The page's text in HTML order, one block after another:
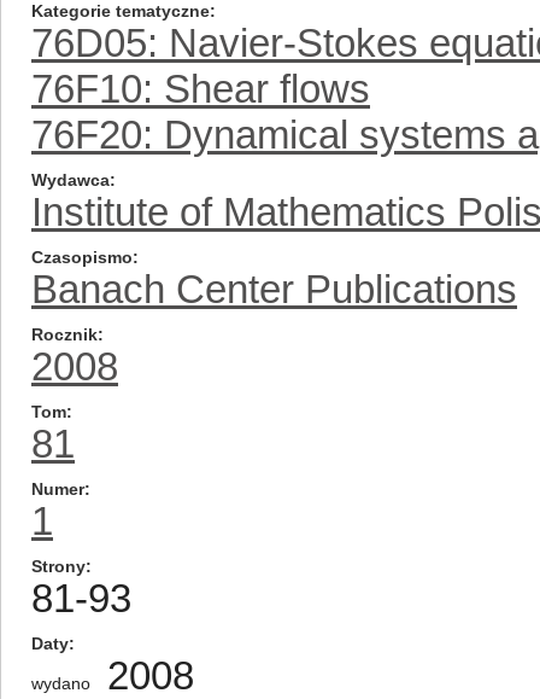
Kategorie tematyczne
76D05: Navier-Stokes
76F10: Shear flows
76F20: Dynamical systems
Wydawca
Institute of Mathematics
Czasopismo
Banach Center Publications
Rocznik
2008
Tom
81
Numer
1
Strony
81-93
Daty
wydano 2008